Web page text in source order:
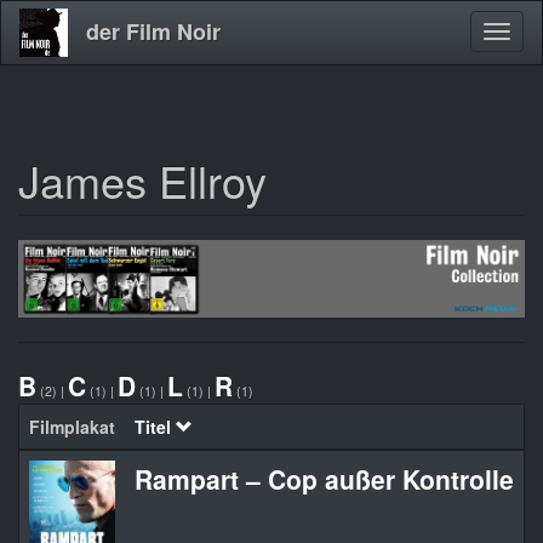
Direkt
zum
der Film Noir
James Ellroy
B (2) | C (1) | D (1) | L (1) | R (1)
Filmplakat Titel
Rampart – Cop außer Kontrolle